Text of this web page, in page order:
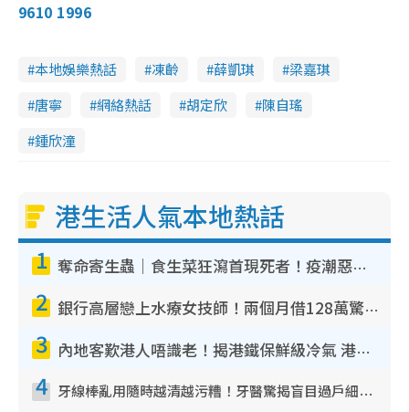
9610 1996
本地娛樂熱話 凍齡 薛凱琪
梁嘉琪
唐寧
網絡熱話 胡定欣
陳自瑤
鍾欣潼
港生活人氣本地熱話
1 奪命寄生蟲｜食生菜狂瀉首現死者！疫潮惡化錄1.8萬宗病例 揭洗菜3大謬誤
2 銀行高層戀上水療女技師！兩個月借128萬驚覺「沉船」沉落火海 揭背後疑似邪教操控賣淫
3 內地客歎港人唔識老！揭港鐵保鮮級冷氣 港人求放過：咪投訴
4 牙線棒亂用隨時越清越污糟！牙醫驚揭盲目過戶細菌恐致蛀牙：呢種先係日常真保養